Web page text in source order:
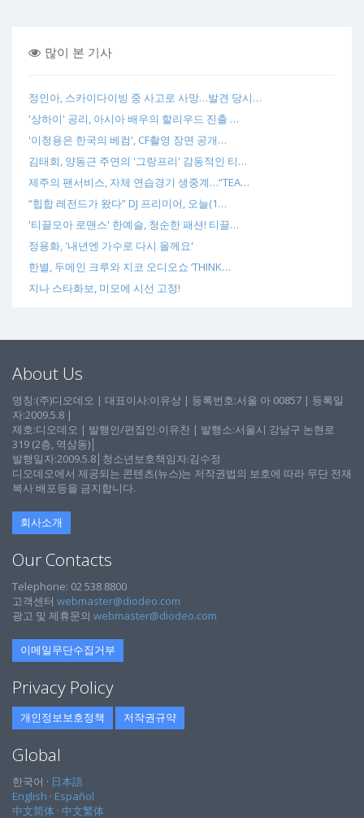
많이 본 기사
정인아, 스카이다이빙 중 사고로 사망…발견 당시…
'상하이' 공리, 아시아 배우의 할리우드 진출 …
'이청용은 한국의 베컴', CF촬영 장면 공개…
김태희, 양동근 주연의 '그랑프리' 감동적인 티…
제주의 팬서비스, 자체 연습경기 생중계…“TEA…
“힙합 레전드가 왔다” DJ 프리미어, 오늘(1…
'티끌모아 로맨스' 한예슬, 청순한 패션! 티끌…
정용화, '내년엔 가수로 다시 올께요'
한별, 두메인 크루와 지코 오디오쇼 ‘THINK…
지나 스타화보, 미모에 시선 고정!
About Us
명칭:(주)디오데오 | 대표이사:이유상 | 등록번호:서울 아 00857 | 등록일
자:2009.5.8 |
제호:디오데오 | 발행인/편집인:이유찬 | 발행소:서울시 강남구 논현로
319 (2층, 역삼동)│
발행일자:2009.5.8│청소년보호책임자:김수정
디오데오에서 제공되는 콘텐츠(뉴스)는 저작권법의 보호에 따라 무단 전재
복사 배포등을 금지합니다.
회사소개
Our Contacts
Telephone: 02 538 8800
고객센터 webmaster@diodeo.com
광고 및 제휴문의 webmaster@diodeo.com
이메일무단수집거부
Privacy Policy
개인정보보호정책 저작권규약
Global
한국어 · 日本語
English · Español
中文简体 · 中文繁体